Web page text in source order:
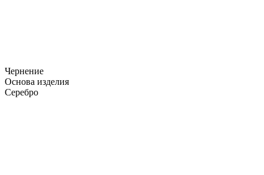
Чернение
Основа изделия
Серебро